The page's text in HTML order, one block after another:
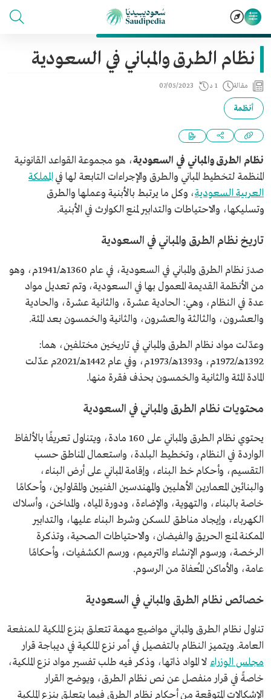
نظام الطرق والمباني في السعودية
مقالة 1 د 07/05/2023
أنظمة
نظام الطرق والمباني في السعودية، هو مجموعة القواعد القانونية
المنظمة لتخطيط المباني والطرق والإجراءات التابعة لها في المملكة
العربية السعودية، وكل ما يرتبط بالأبنية وعملها والطرق
وتسليكها، والاحتياطات والتدابير لمنع الكوارث في الأبنية.
تاريخ نظام الطرق والمباني في السعودية
صدرَ نظام الطرق والمباني في السعودية، في عام 1360هـ/1941م، وهو
من الأنظمة القديمة المعمول بها في السعودية، وتم تعديل مواد
عدة في النظام، وهي: الحادية عشرة، والثانية عشرة، والحادية
والعشرون، والثالثة والعشرون، والثانية والخمسون بعد المئة.
وعدّلت مواد نظام الطرق والمباني في تاريخين مختلفين، هما:
1392هـ/1972م، و1393هـ/1973م، وفي عام 1442هـ/2021م عدّلت
المادة المئة والثانية والخمسون بحذف فقرة منها.
محتويات نظام الطرق والمباني في السعودية
يحتوي نظام الطرق والمباني على 160 مادة، ويتناول تعريفًا بالألفاظ
الواردة في النظام، وتخطيط البلدة، واستعمال المناطق حسب
التقسيم، وأحكام خط البناء، وإقامة المباني على أرض البناء،
والبنائين المعمارين الأهليين والمهندسين الفنيين والمقاولين، وأحكامًا
خاصة بالبناء، والتهوية، والإضاءة، ودورة المياه، والمداخن، وأسلاك
الكهرباء، وإيجاد مناطق للسكن وشرط البناء عليها، والتدابير
الممكنة لمنع الحريق والفيضان، والاحتياطات الصحية، وتذكرة
الرخصة، ورسوم الإنشاء والترميم، ورسم الكشفيات، وأحكامًا
عامة، والأماكن المُعفاة من الرسوم.
خصائص نظام الطرق والمباني في السعودية
تناول نظام الطرق والمباني مواضيع مهمة تتعلق بنزع الملكية للمنفعة
العامة. ويتميز النظام بالتفصيل في أمر نزع الملكية في ديباجة قرار
مجلس الوزراء لا المواد ذاتها، وذكر فيه طلب تفسير مواد نزع الملكية،
خاصةً في قرار منفصل عن نص نظام الطرق، ويوضح القرار
الإشكالات المتوقعة من أحكام نظام الطرق فيما يتعلق بنزع الملكية